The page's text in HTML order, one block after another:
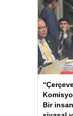
Bir